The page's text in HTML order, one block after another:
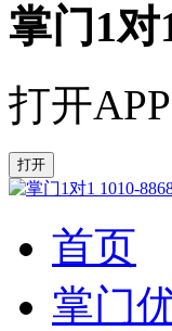
掌门1对
打开
打开
1010-
首页
掌门